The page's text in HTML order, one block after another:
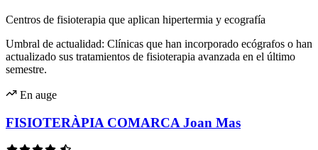
Centros de fisioterapia que aplican hipertermia y ecografía
Umbral de actualidad: Clínicas que han incorporado ecógrafos o han
actualizado sus tratamientos de fisioterapia avanzada en el último
semestre.
En auge
FISIOTERÀPIA COMARCA Joan Mas